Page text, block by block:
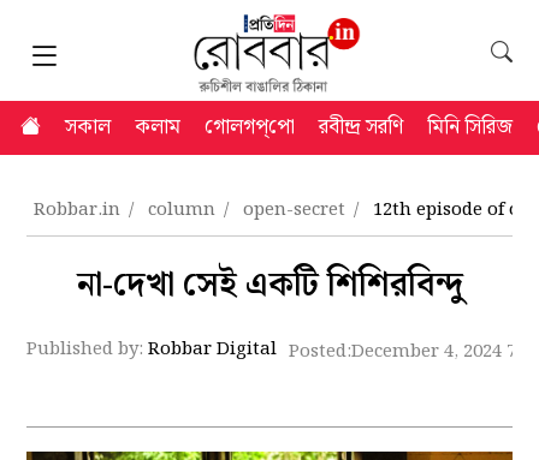
সকাল কলাম গোলগপ্‌পো রবীন্দ্র সরণি মিনি সিরিজ
Robbar.in column open-secret 12th episode of
না-দেখা সেই একটি শিশিরবিন্দু
Published by:Robbar Digital Posted:December 4, 2024